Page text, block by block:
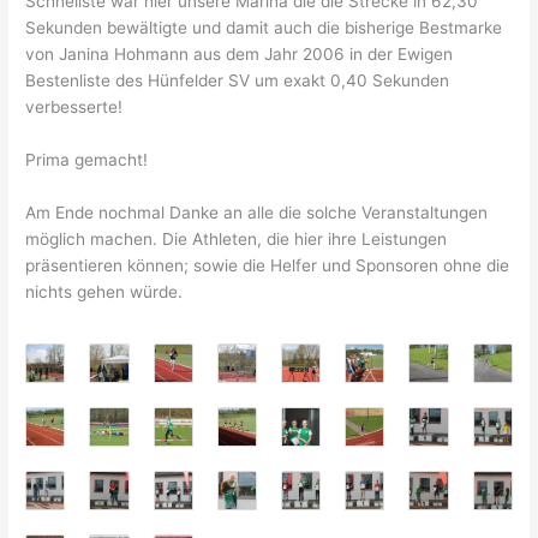
Sekunden bewältigte und damit auch die bisherige Bestmarke
von Janina Hohmann aus dem Jahr 2006 in der Ewigen
Bestenliste des Hünfelder SV um exakt 0,40 Sekunden
verbesserte!
Prima gemacht!
Am Ende nochmal Danke an alle die solche Veranstaltungen
möglich machen. Die Athleten, die hier ihre Leistungen
präsentieren können; sowie die Helfer und Sponsoren ohne die
nichts gehen würde.